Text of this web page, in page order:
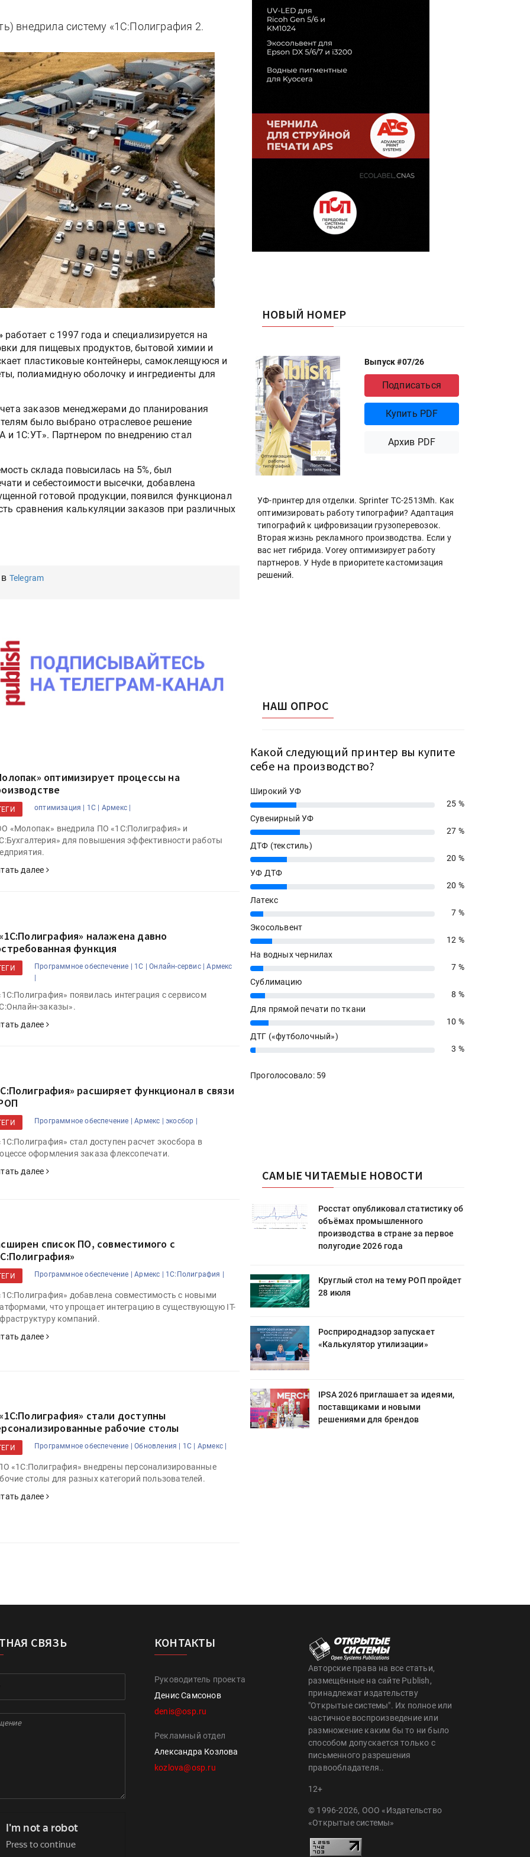
внедрила систему «1С:Полиграфия 2.
работает с 1997 года и специализируется на
для пищевых продуктов, бытовой химии и
пластиковые контейнеры, самоклеящуюся и
полиамидную оболочку и ингредиенты для
заказов менеджерами до планирования
было выбрано отраслевое решение
и 1С:УТ». Партнером по внедрению стал
склада повысилась на 5%, был
и себестоимости высечки, добавлена
готовой продукции, появился функционал
сравнения калькуляции заказов при различных
Telegram
оптимизирует процессы на
оптимизация | 1С | Армекс |
«Молопак» внедрила ПО «1С:Полиграфия» и
для повышения эффективности работы
далее
налажена давно
функция
Программное обеспечение | 1С | Онлайн-сервис |
Армекс
появилась интеграция с сервисом
заказы».
далее
расширяет функционал в связи
Программное обеспечение | Армекс | экосбор |
стал доступен расчет экосбора в
оформления заказа флексопечати.
далее
список ПО, совместимого с
Программное обеспечение | Армекс | 1С:Полиграфия |
добавлена совместимость с новыми
что упрощает интеграцию в существующую IT-
компаний.
далее
стали доступны
рабочие столы
Программное обеспечение | Обновления | 1C | Армекс |
«1С:Полиграфия» внедрены персонализированные
столы для разных категорий пользователей.
далее
НОВЫЙ НОМЕР
Выпуск #07/26
Подписаться
Купить PDF
Архив PDF
УФ-принтер для отделки. Sprinter ТС-2513Mh. Как
оптимизировать работу типографии? Адаптация
типографий к цифровизации грузоперевозок.
Вторая жизнь рекламного производства. Если у
вас нет гибрида. Vorey оптимизирует работу
партнеров. У Hyde в приоритете кастомизация
решений.
НАШ ОПРОС
Какой следующий принтер вы купите
себе на производство?
Широкий УФ
25%
25 %
Сувенирный УФ
27%
27 %
ДТФ (текстиль)
20%
20 %
УФ ДТФ
20%
20 %
Латекс
7%
7 %
Экосольвент
12%
12 %
На водных чернилах
7%
7 %
Сублимацию
8%
8 %
Для прямой печати по ткани
10%
10 %
ДТГ («футболочный»)
3% 3 %
Проголосовало: 59
САМЫЕ ЧИТАЕМЫЕ НОВОСТИ
полугодие 2026 года
Круглый стол на тему РОП пройдет
28 июля
решениями для брендов
Росстат опубликовал статистику об
объёмах промышленного
производства в стране за первое
полугодие 2026 года
Круглый стол на тему РОП пройдет
28 июля
Росприроднадзор запускает
«Калькулятор утилизации»
IPSA 2026 приглашает за идеями,
поставщиками и новыми
решениями для брендов
СВЯЗЬ КОНТАКТЫ
Руководитель проекта
Денис Самсонов
denis@osp.ru
Рекламный отдел
Александра Козлова
kozlova@osp.ru
Авторские права на все статьи,
размещённые на сайте Publish,
принадлежат издательству
"Открытые системы". Их полное или
частичное воспроизведение или
размножение каким бы то ни было
способом допускается только с
письменного разрешения
правообладателя..
12+
© 1996-2026, ООО «Издательство
«Открытые системы»